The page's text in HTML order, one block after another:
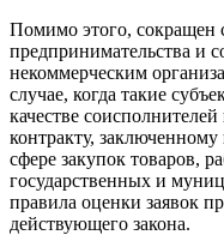
Помимо этого, сокращен
предпринимательства и
некоммерческим
случае, когда такие
качестве
контракту,
сфере закупок товаров,
государственных и
правила оценки заявок
действующего закона.